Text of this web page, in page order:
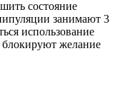
состояние
занимают 3
использование
блокируют желание